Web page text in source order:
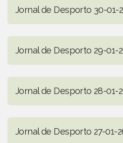
Jornal de Desporto 30-01-
Jornal de Desporto 29-01-
Jornal de Desporto 28-01-
Jornal de Desporto 27-01-